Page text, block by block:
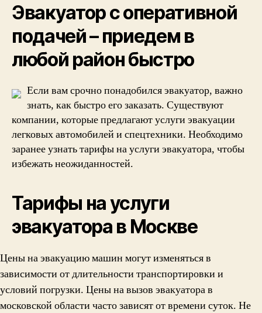
–
легковых
грузовиков
Эвакуатор с оперативной
подачей – приедем в
любой район быстро
Если вам срочно понадобился эвакуатор, важно
знать, как быстро его заказать. Существуют
компании, которые предлагают услуги эвакуации
легковых автомобилей и спецтехники. Необходимо
заранее узнать тарифы на услуги эвакуатора, чтобы
избежать неожиданностей.
Тарифы на услуги
эвакуатора в Москве
Цены на эвакуацию машин могут изменяться в
зависимости от длительности транспортировки и
условий погрузки. Цены на вызов эвакуатора в
московской области часто зависят от времени суток. Не